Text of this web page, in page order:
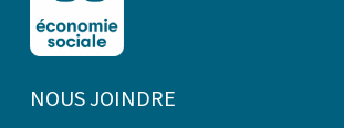
NOUS JOINDRE